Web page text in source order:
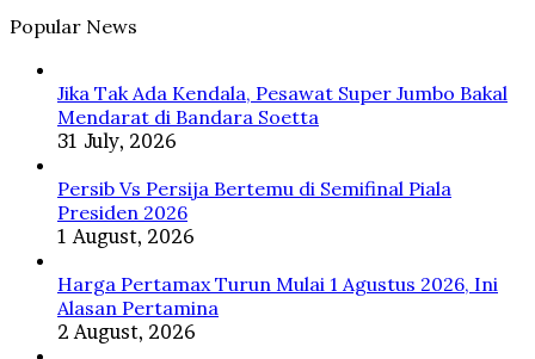
Akan
Presentasi
Depan
Prabowo
Popular News
Jika Tak Ada Kendala, Pesawat Super Jumbo Bakal
Mendarat di Bandara Soetta
31 July, 2026
Persib Vs Persija Bertemu di Semifinal Piala
Presiden 2026
1 August, 2026
Harga Pertamax Turun Mulai 1 Agustus 2026, Ini
Alasan Pertamina
2 August, 2026